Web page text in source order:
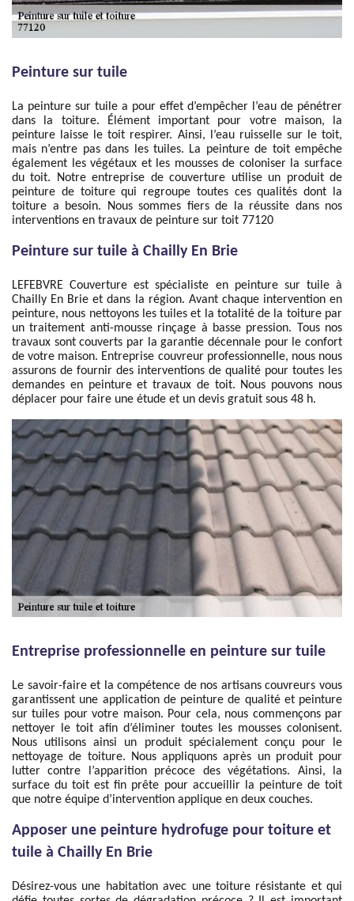
Peinture sur tuile
La peinture sur tuile a pour effet d’empêcher l’eau de pénétrer
dans la toiture. Élément important pour votre maison, la
peinture laisse le toit respirer. Ainsi, l’eau ruisselle sur le toit,
mais n’entre pas dans les tuiles. La peinture de toit empêche
également les végétaux et les mousses de coloniser la surface
du toit. Notre entreprise de couverture utilise un produit de
peinture de toiture qui regroupe toutes ces qualités dont la
toiture a besoin. Nous sommes fiers de la réussite dans nos
interventions en travaux de peinture sur toit 77120
Peinture sur tuile à Chailly En Brie
LEFEBVRE Couverture est spécialiste en peinture sur tuile à
Chailly En Brie et dans la région. Avant chaque intervention en
peinture, nous nettoyons les tuiles et la totalité de la toiture par
un traitement anti-mousse rinçage à basse pression. Tous nos
travaux sont couverts par la garantie décennale pour le confort
de votre maison. Entreprise couvreur professionnelle, nous nous
assurons de fournir des interventions de qualité pour toutes les
demandes en peinture et travaux de toit. Nous pouvons nous
déplacer pour faire une étude et un devis gratuit sous 48 h.
Entreprise professionnelle en peinture sur tuile
Le savoir-faire et la compétence de nos artisans couvreurs vous
garantissent une application de peinture de qualité et peinture
sur tuiles pour votre maison. Pour cela, nous commençons par
nettoyer le toit afin d’éliminer toutes les mousses colonisent.
Nous utilisons ainsi un produit spécialement conçu pour le
nettoyage de toiture. Nous appliquons après un produit pour
lutter contre l’apparition précoce des végétations. Ainsi, la
surface du toit est fin prête pour accueillir la peinture de toit
que notre équipe d’intervention applique en deux couches.
Apposer une peinture hydrofuge pour toiture et
tuile à Chailly En Brie
Désirez-vous une habitation avec une toiture résistante et qui